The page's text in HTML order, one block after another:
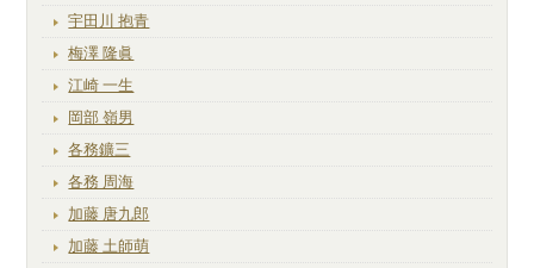
宇田川 抱青
梅澤 隆眞
江崎 一生
岡部 嶺男
各務鑛三
各務 周海
加藤 唐九郎
加藤 土師萌